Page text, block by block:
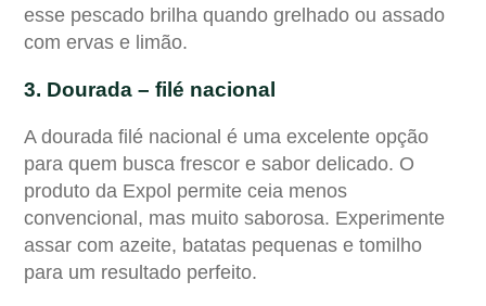
esse pescado brilha quando grelhado ou assado
com ervas e limão.
3. Dourada – filé nacional
A dourada filé nacional é uma excelente opção
para quem busca frescor e sabor delicado. O
produto da Expol permite ceia menos
convencional, mas muito saborosa. Experimente
assar com azeite, batatas pequenas e tomilho
para um resultado perfeito.